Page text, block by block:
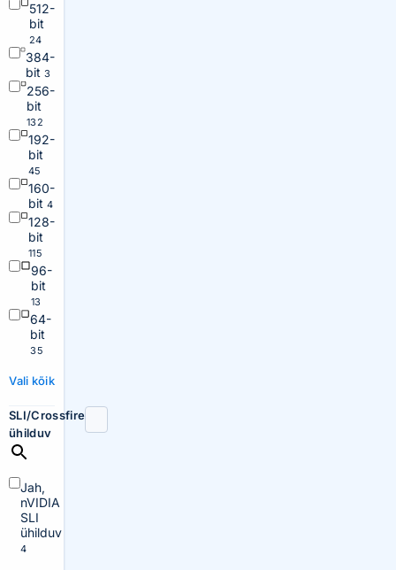
512-
bit
24
384-
bit 3
256-
bit
132
192-
bit
45
160-
bit 4
128-
bit
115
96-
bit
13
64-
bit
35
Vali kõik
SLI/Crossfire
ühilduv
Jah,
nVIDIA
SLI
ühilduv
4